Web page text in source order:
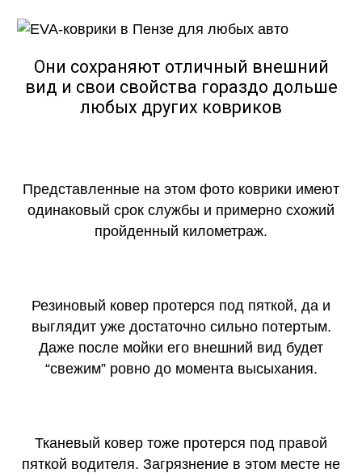
Они сохраняют отличный внешний
вид и свои свойства гораздо дольше
любых других ковриков
Представленные на этом фото коврики имеют
одинаковый срок службы и примерно схожий
пройденный километраж.
Резиновый ковер протерся под пяткой, да и
выглядит уже достаточно сильно потертым.
Даже после мойки его внешний вид будет
“свежим” ровно до момента высыхания.
Тканевый ковер тоже протерся под правой
пяткой водителя. Загрязнение в этом месте не